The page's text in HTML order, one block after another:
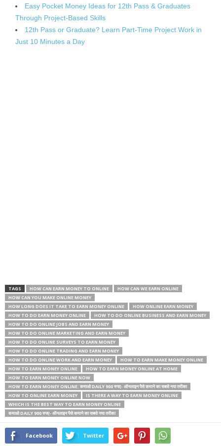
Easy Pocket Money Ideas for 12th Pass & Graduates
Through Project-Based Skills
12th Pass or Graduate? Learn Part-Time Project Work in
Just 10 Minutes a Day
TAGS HOW CAN EARN MONEY TO ONLINE
HOW CAN WE EARN ONLINE
HOW CAN YOU MAKE ONLINE MONEY
HOW LONG DOES IT TAKE TO EARN MONEY ONLINE
HOW ONLINE EARN MONEY
HOW TO DO EARN MONEY ONLINE
HOW TO DO ONLINE BUSINESS AND EARN MONEY
HOW TO DO ONLINE JOBS AND EARN MONEY
HOW TO DO ONLINE MARKETING AND EARN MONEY
HOW TO DO ONLINE SURVEYS TO EARN MONEY
HOW TO DO ONLINE TRADING AND EARN MONEY
HOW TO DO ONLINE WORK AND EARN MONEY
HOW TO EARN MAKE MONEY ONLINE
HOW TO EARN MONEY ONLINE
HOW TO EARN MONEY ONLINE AT HOME
HOW TO EARN MONEY ONLINE NOW
HOW TO EARN MONEY ONLINE: कमाओ DAILY 900 रुपए- ऑनलाइन पैसे कमाने का सबसे नया तरीका
HOW TO ONLINE EARN MONEY
IS THERE A WAY TO EARN MONEY ONLINE
WHICH IS THE BEST WAY TO EARN MONEY ONLINE
कमाओ DAILY 900 रुपए- ऑनलाइन पैसे कमाने का सबसे नया तरीका
Facebook Twitter